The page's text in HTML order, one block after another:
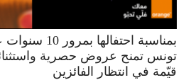
بمناسبة
تونس تمنح عروض حصرية
قيّمة في انتظار الفائزين